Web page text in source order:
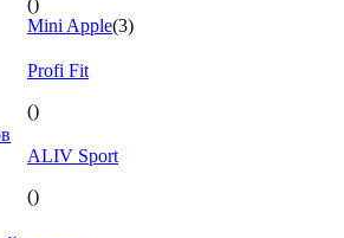
()
Mini Apple(3)
Profi Fit
()
ALIV Sport
()